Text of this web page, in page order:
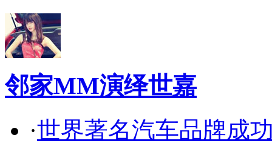
邻家MM演绎世嘉
·世界著名汽车品牌成